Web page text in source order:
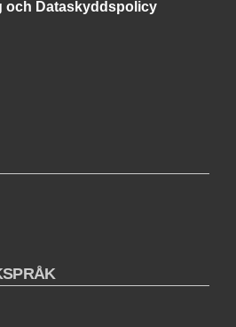
och Dataskyddspolicy